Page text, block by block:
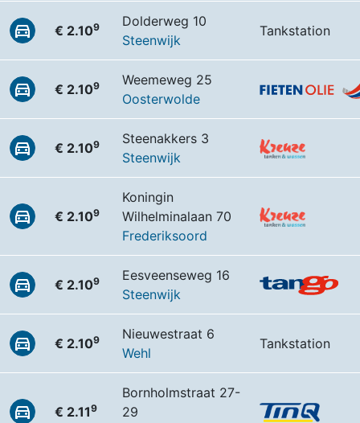
€ 2.109
Dolderweg 10
Steenwijk
Tankstation
€ 2.109
Weemeweg 25
Oosterwolde
€ 2.109
Steenakkers 3
Steenwijk
€ 2.109
Koningin
Wilhelminalaan 70
Frederiksoord
€ 2.109
Eesveenseweg 16
Steenwijk
€ 2.109
Nieuwestraat 6
Wehl
Tankstation
€ 2.119
Bornholmstraat 27-
29